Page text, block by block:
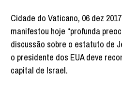
Cidade do Vaticano, 06 dez
manifestou hoje “profunda
discussão sobre o estatuto de
o presidente dos EUA deve
capital de Israel.